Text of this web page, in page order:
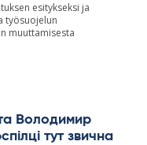
esitykseksi ja
työsuojelun
muuttamisesta
Володимир
тут звична